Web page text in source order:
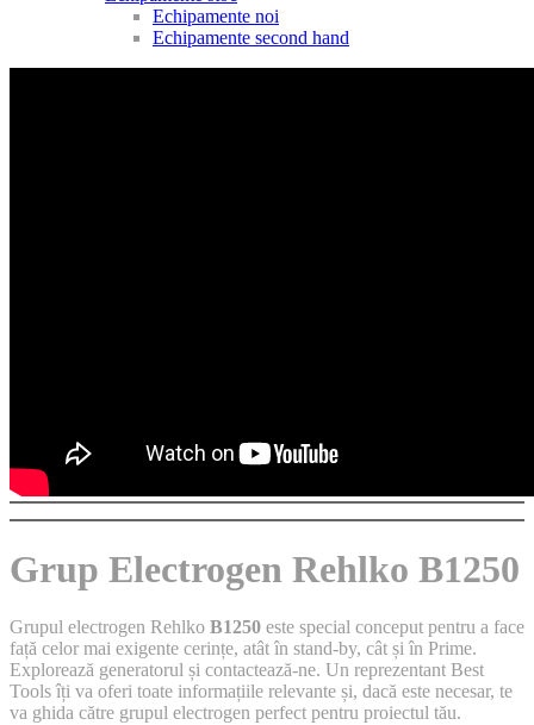
Echipamente noi
Echipamente second hand
Grup Electrogen Rehlko B1250
Grupul electrogen Rehlko B1250 este special conceput pentru a face
față celor mai exigente cerințe, atât în stand-by, cât și în Prime.
Explorează generatorul și contactează-ne. Un reprezentant Best
Tools îți va oferi toate informațiile relevante și, dacă este necesar, te
va ghida către grupul electrogen perfect pentru proiectul tău.